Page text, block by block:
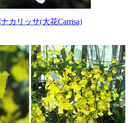
カリッサ(大花Carrisa)